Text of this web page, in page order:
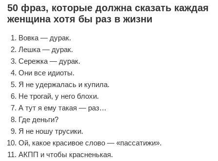
50 фраз, которые должна сказать каждая
женщина хотя бы раз в жизни
Вовка — дурак.
Лешка — дурак.
Сережка — дурак.
Они все идиоты.
Я не удержалась и купила.
Не трогай, у него блохи.
А тут я ему такая — раз…
Где деньги?
Я не ношу трусики.
Ой, какое красивое слово — «пассатижи».
АКПП и чтобы красненькая.